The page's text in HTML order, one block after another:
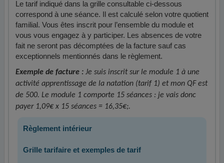
Le tarif indiqué dans la grille consultable ci-dessous
correspond à une séance. Il est calculé selon votre quotient
familial. Vous êtes inscrit pour l’ensemble du module et
vous vous engagez à y participer. Les absences de votre
fait ne seront pas décomptées de la facture sauf cas
exceptionnels mentionnés dans le règlement.
Exemple de facture :Je suis inscrit sur le module 1 à une
activité apprentissage de la natation (tarif 1) et mon QF est
de 500. Le module 1 comporte 15 séances : je vais donc
payer 1,09€ x 15 séances = 16,35€;.
Règlement intérieur
Grille tarifaire et exemples de tarif